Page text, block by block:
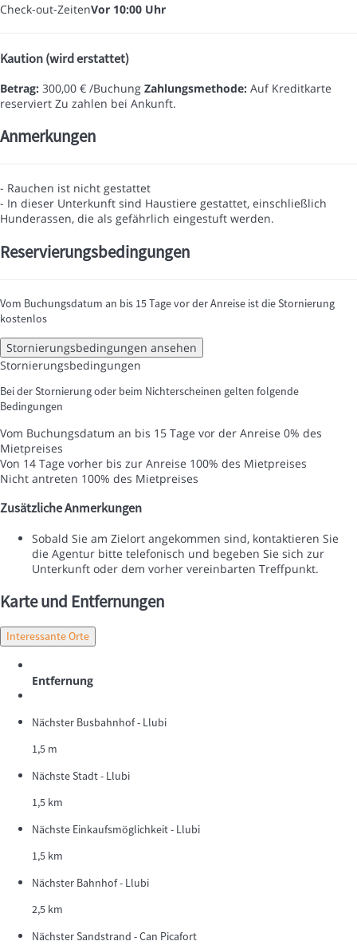
Check-out-ZeitenVor 10:00 Uhr
Kaution (wird erstattet)
Betrag: 300,00 € /Buchung Zahlungsmethode: Auf Kreditkarte
reserviert Zu zahlen bei Ankunft.
Anmerkungen
- Rauchen ist nicht gestattet
- In dieser Unterkunft sind Haustiere gestattet, einschließlich
Hunderassen, die als gefährlich eingestuft werden.
Reservierungsbedingungen
Vom Buchungsdatum an bis 15 Tage vor der Anreise ist die Stornierung
kostenlos
Stornierungsbedingungen ansehen
Stornierungsbedingungen
Bei der Stornierung oder beim Nichterscheinen gelten folgende
Bedingungen
Vom Buchungsdatum an bis 15 Tage vor der Anreise 0% des
Mietpreises
Von 14 Tage vorher bis zur Anreise 100% des Mietpreises
Nicht antreten 100% des Mietpreises
Zusätzliche Anmerkungen
Sobald Sie am Zielort angekommen sind, kontaktieren Sie
die Agentur bitte telefonisch und begeben Sie sich zur
Unterkunft oder dem vorher vereinbarten Treffpunkt.
Karte und Entfernungen
Interessante Orte
Entfernung
Nächster Busbahnhof - Llubi
1,5 m
Nächste Stadt - Llubi
1,5 km
Nächste Einkaufsmöglichkeit - Llubi
1,5 km
Nächster Bahnhof - Llubi
2,5 km
Nächster Sandstrand - Can Picafort